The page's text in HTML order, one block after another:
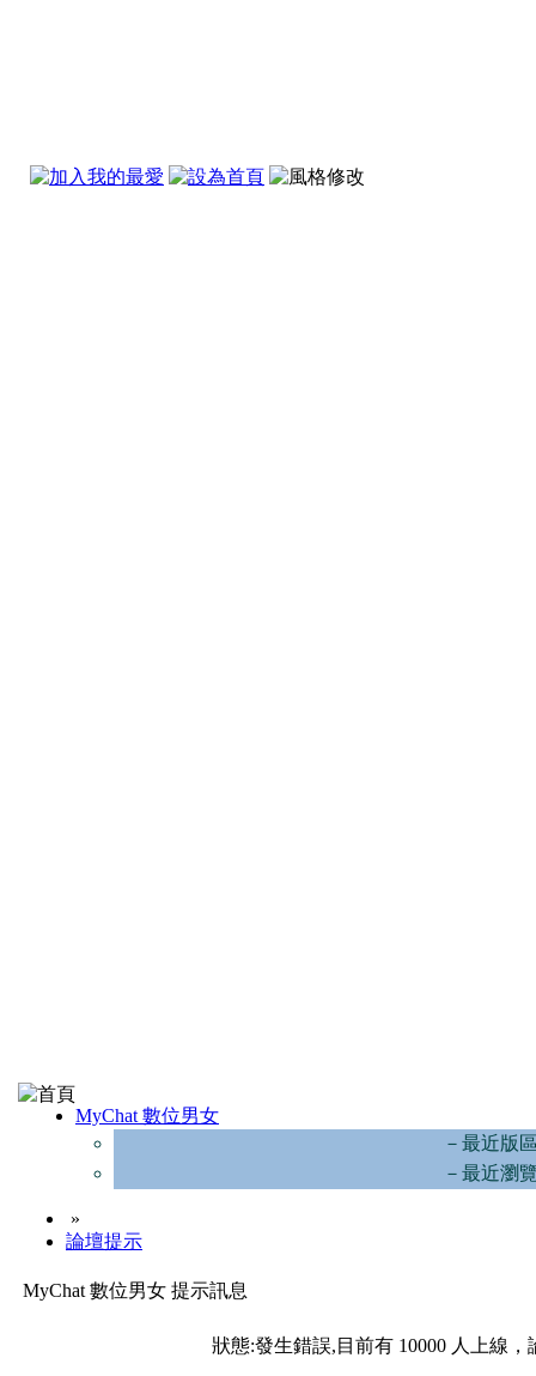
MyChat 數位男女
－最近版
－最近瀏
»
論壇提示
MyChat 數位男女 提示訊息
狀態:發生錯誤,目前有 10000 人上線